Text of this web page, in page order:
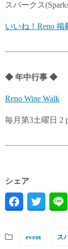
スパークス
いいね！Reno 掲
◆ 年中行事 ◆
Reno Wine Walk
毎月第3土曜日 2
シェア
event ス